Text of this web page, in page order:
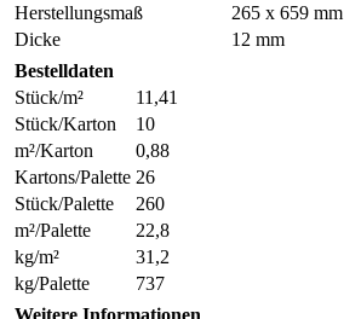
Herstellungsmaß
265 x 659 mm
Dicke
12 mm
Bestelldaten
Stück/m²
11,41
Stück/Karton
10
m²/Karton
0,88
Kartons/Palette 26
Stück/Palette
260
m²/Palette
22,8
kg/m²
31,2
kg/Palette
737
Weitere Informationen